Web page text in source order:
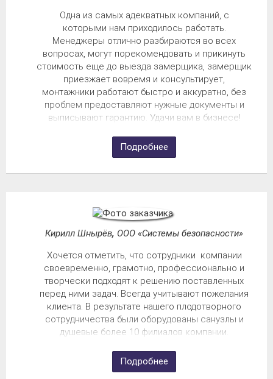
Одна из самых адекватных компаний, с
которыми нам приходилось работать.
Менеджеры отлично разбираются во всех
вопросах, могут порекомендовать и прикинуть
стоимость еще до выезда замерщика, замерщик
приезжает вовремя и консультирует,
монтажники работают быстро и аккуратно, без
проблем предоставляют нужные документы и
выписывают гарантию. Удачи вам в бизнесе!
Подробнее
Кирилл Шнырёв, ООО «Системы безопасности»
Хочется отметить, что сотрудники компании
своевременно, грамотно, профессионально и
творчески подходят к решению поставленных
перед ними задач. Всегда учитывают пожелания
клиента. В результате нашего плодотворного
сотрудничества были оборудованы санузлы и
душевые более 10 филиалов компании.
Подробнее